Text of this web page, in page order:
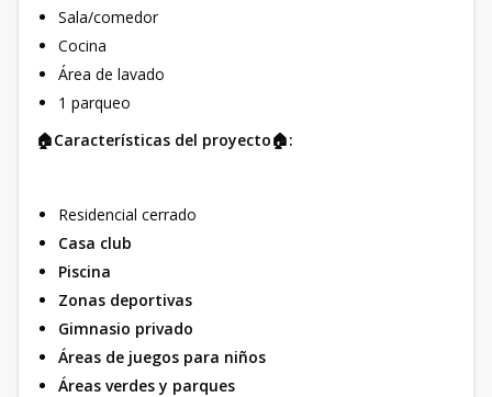
Sala/comedor
Cocina
Área de lavado
1 parqueo
🏠Características del proyecto🏠:
Residencial cerrado
Casa club
Piscina
Zonas deportivas
Gimnasio privado
Áreas de juegos para niños
Áreas verdes y parques